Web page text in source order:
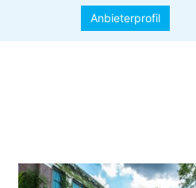
Anbieterprofil